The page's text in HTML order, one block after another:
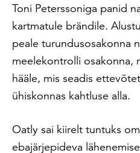
Toni Peterssoniga panid
kartmatule brändile.
peale turundusosakonna
meelekontrolli osakonna,
hääle, mis seadis
ühiskonnas kahtluse alla.
Oatly sai kiirelt tuntuks
ebajärjepideva